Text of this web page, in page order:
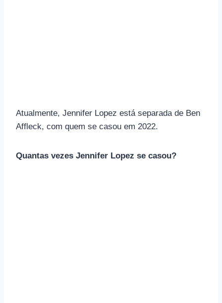
Atualmente, Jennifer Lopez está separada de Ben
Affleck, com quem se casou em 2022.
Quantas vezes Jennifer Lopez se casou?